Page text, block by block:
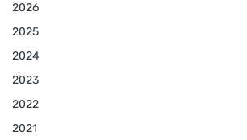
2026
2025
2024
2023
2022
2021